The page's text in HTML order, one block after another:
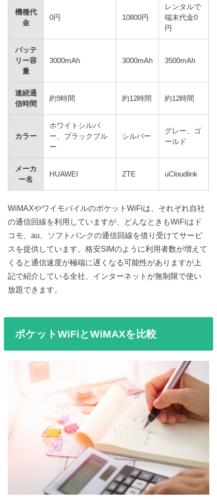
機種代
金
0円 10800円
レンタルで
端末代金0
円
バッテ
リー容
量
3000mAh 3000mAh 3500mAh
連続通
信時間
約9時間 約12時間 約12時間
カラー
ホワイトシルバ
ー、ブラックブル
ー
シルバー
グレー、ゴ
ールド
メーカ
ー名
HUAWEI ZTE uCloudlink
WiMAXやワイモバイルのポケットWiFiは、それぞれ自社
の通信回線を利用していますが、どんなときもWiFiはド
コモ、au、ソフトバンクの通信回線を借り受けてサービ
スを提供しています。格安SIMのように利用者数が増えて
くると通信速度が極端に遅くなる可能性がありますが上
記で紹介している全社、インターネットが無制限で使い
放題できます。
ポケットWiFiとWiMAXを比較